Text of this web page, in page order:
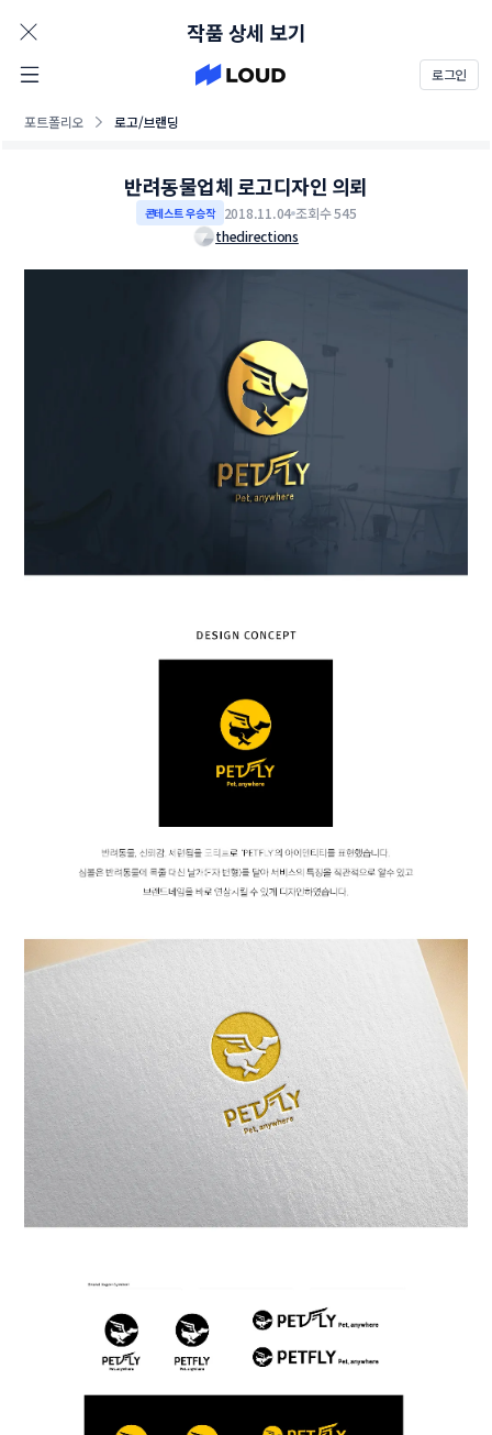
로그인
포트폴리오 로고/브랜딩
작품 상세 보기
반려동물업체 로고디자인 의뢰
콘테스트 우승작 2018.11.04 조회수 545
thedirections